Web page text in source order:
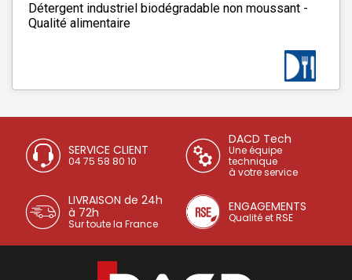
Détergent industriel biodégradable non moussant -
Qualité alimentaire
SERVICE CLIENT
04 75 58 80 10
DACD Tech
Une équipe
technique
à votre service
LIVRAISON de 24h
à 72h
Sur toute la France
ENGAGEMENTS
Qualité et RSE